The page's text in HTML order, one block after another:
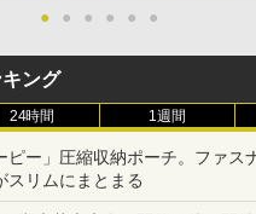
● ● ● ● ● ●
ング
24時間 1週間
ピー」圧縮収納ポーチ。ファス
スリムにまとまる